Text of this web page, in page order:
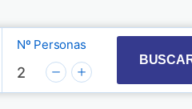
with the calendar and
key to interact with the
Nº Personas
2